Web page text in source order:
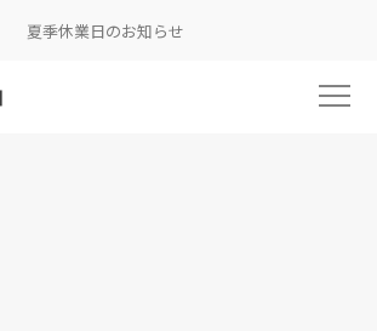
夏季休業日のお知らせ